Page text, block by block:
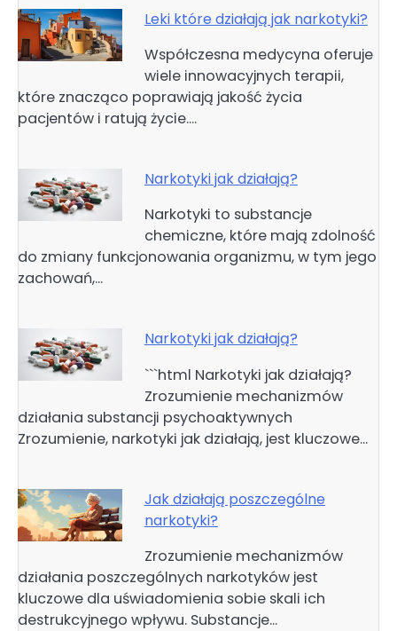
Leki które działają jak narkotyki?
Współczesna medycyna oferuje
wiele innowacyjnych terapii,
które znacząco poprawiają jakość życia
pacjentów i ratują życie.…
Narkotyki jak działają?
Narkotyki to substancje
chemiczne, które mają zdolność
do zmiany funkcjonowania organizmu, w tym jego
zachowań,…
Narkotyki jak działają?
```html Narkotyki jak działają?
Zrozumienie mechanizmów
działania substancji psychoaktywnych
Zrozumienie, narkotyki jak działają, jest kluczowe…
Jak działają poszczególne
narkotyki?
Zrozumienie mechanizmów
działania poszczególnych narkotyków jest
kluczowe dla uświadomienia sobie skali ich
destrukcyjnego wpływu. Substancje…